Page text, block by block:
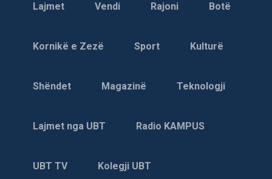
Lajmet Vendi Rajoni Botë
Kornikë e Zezë Sport Kulturë
Shëndet Magazinë Teknologji
Lajmet nga UBT Radio KAMPUS
UBT TV Kolegji UBT